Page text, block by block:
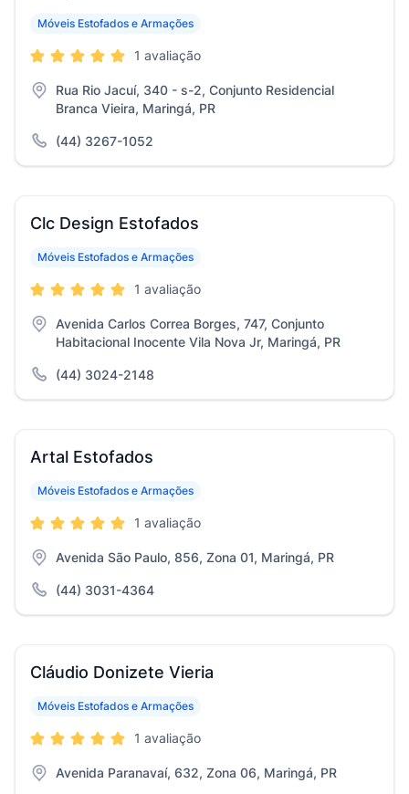
Móveis Estofados e Armações
1 avaliação
Rua Rio Jacuí, 340 - s-2, Conjunto Residencial
Branca Vieira, Maringá, PR
(44) 3267-1052
Clc Design Estofados
Móveis Estofados e Armações
1 avaliação
Avenida Carlos Correa Borges, 747, Conjunto
Habitacional Inocente Vila Nova Jr, Maringá, PR
(44) 3024-2148
Artal Estofados
Móveis Estofados e Armações
1 avaliação
Avenida São Paulo, 856, Zona 01, Maringá, PR
(44) 3031-4364
Cláudio Donizete Vieria
Móveis Estofados e Armações
1 avaliação
Avenida Paranavaí, 632, Zona 06, Maringá, PR